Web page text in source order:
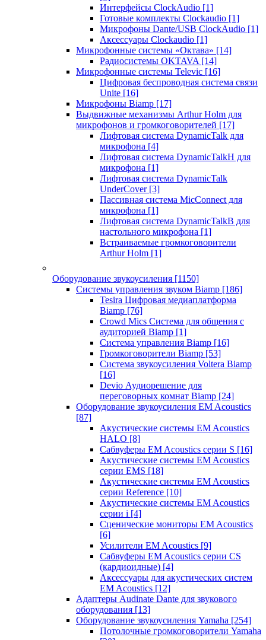
Интерфейсы ClockAudio [1]
Готовые комплекты Clockaudio [1]
Микрофоны Dante/USB ClockAudio [1]
Аксессуары Clockaudio [1]
Микрофонные системы «Октава» [14]
Радиосистемы OKTAVA [14]
Микрофонные системы Televic [16]
Цифровая беспроводная система связи
Unite [16]
Микрофоны Biamp [17]
Выдвижные механизмы Arthur Holm для
микрофонов и громкоговорителей [17]
Лифтовая система DynamicTalk для
микрофона [4]
Лифтовая система DynamicTalkH для
микрофона [1]
Лифтовая система DynamicTalk
UnderCover [3]
Пассивная система MicConnect для
микрофона [1]
Лифтовая система DynamicTalkB для
настольного микрофона [1]
Встраиваемые громкоговорители
Arthur Holm [1]
Оборудование звукоусиления [1150]
Системы управления звуком Biamp [186]
Tesira Цифровая медиаплатформа
Biamp [76]
Crowd Mics Система для общения с
аудиторией Biamp [1]
Система управления Biamp [16]
Громкоговорители Biamp [53]
Система звукоусиления Voltera Biamp
[16]
Devio Аудиорешение для
переговорных комнат Biamp [24]
Оборудование звукоусиления EM Acoustics
[87]
Акустические системы EM Acoustics
HALO [8]
Сабвуферы EM Acoustics серии S [16]
Акустические системы EM Acoustics
серии EMS [18]
Акустические системы EM Acoustics
серии Reference [10]
Акустические системы EM Acoustics
серии i [4]
Сценические мониторы EM Acoustics
[6]
Усилители EM Acoustics [9]
Сабвуферы EM Acoustics серии CS
(кардиоидные) [4]
Аксессуары для акустических систем
EM Acoustics [12]
Адаптеры Audinate Dante для звукового
оборудования [13]
Оборудование звукоусиления Yamaha [254]
Потолочные громкоговорители Yamaha